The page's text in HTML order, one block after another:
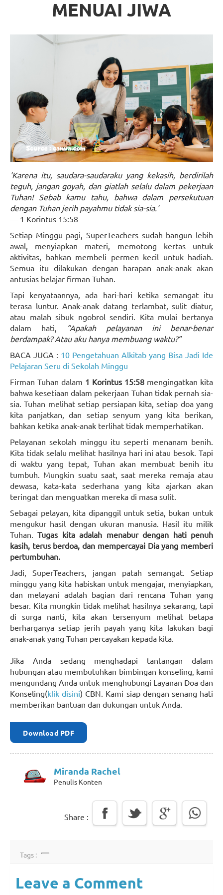
MENUAI JIWA
'Karena itu, saudara-saudaraku yang kekasih, berdirilah
teguh, jangan goyah, dan giatlah selalu dalam pekerjaan
Tuhan! Sebab kamu tahu, bahwa dalam persekutuan
dengan Tuhan jerih payahmu tidak sia-sia.'
— 1 Korintus 15:58
Setiap Minggu pagi, SuperTeachers sudah bangun lebih
awal, menyiapkan materi, memotong kertas untuk
aktivitas, bahkan membeli permen kecil untuk hadiah.
Semua itu dilakukan dengan harapan anak-anak akan
antusias belajar firman Tuhan.
Tapi kenyataannya, ada hari-hari ketika semangat itu
terasa luntur. Anak-anak datang terlambat, sulit diatur,
atau malah sibuk ngobrol sendiri. Kita mulai bertanya
dalam hati,
“Apakah pelayanan ini benar-benar
berdampak? Atau aku hanya membuang waktu?”
BACA JUGA : 10 Pengetahuan Alkitab yang Bisa Jadi Ide
Pelajaran Seru di Sekolah Minggu
Firman Tuhan dalam 1 Korintus 15:58 mengingatkan kita
bahwa kesetiaan dalam pekerjaan Tuhan tidak pernah sia-
sia. Tuhan melihat setiap persiapan kita, setiap doa yang
kita panjatkan, dan setiap senyum yang kita berikan,
bahkan ketika anak-anak terlihat tidak memperhatikan.
Pelayanan sekolah minggu itu seperti menanam benih.
Kita tidak selalu melihat hasilnya hari ini atau besok. Tapi
di waktu yang tepat, Tuhan akan membuat benih itu
tumbuh. Mungkin suatu saat, saat mereka remaja atau
dewasa, kata-kata sederhana yang kita ajarkan akan
teringat dan menguatkan mereka di masa sulit.
Sebagai pelayan, kita dipanggil untuk setia, bukan untuk
mengukur hasil dengan ukuran manusia. Hasil itu milik
Tuhan. Tugas kita adalah menabur dengan hati penuh
kasih, terus berdoa, dan mempercayai Dia yang memberi
pertumbuhan.
Jadi, SuperTeachers, jangan patah semangat. Setiap
minggu yang kita habiskan untuk mengajar, menyiapkan,
dan melayani adalah bagian dari rencana Tuhan yang
besar. Kita mungkin tidak melihat hasilnya sekarang, tapi
di surga nanti, kita akan tersenyum melihat betapa
berharganya setiap jerih payah yang kita lakukan bagi
anak-anak yang Tuhan percayakan kepada kita.
Jika Anda sedang menghadapi tantangan dalam
hubungan atau membutuhkan bimbingan konseling, kami
mengundang Anda untuk menghubungi Layanan Doa dan
Konseling(klik disini) CBN. Kami siap dengan senang hati
memberikan bantuan dan dukungan untuk Anda.
Download PDF
Miranda Rachel
Penulis Konten
Share :
Tags :
Leave a Comment